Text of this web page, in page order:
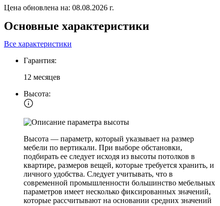
Цена обновлена на: 08.08.2026 г.
Основные характеристики
Все характеристики
Гарантия:
12 месяцев
Высота:
Высота — параметр, который указывает на размер
мебели по вертикали. При выборе обстановки,
подбирать ее следует исходя из высоты потолков в
квартире, размеров вещей, которые требуется хранить, и
личного удобства. Следует учитывать, что в
современной промышленности большинство мебельных
параметров имеет несколько фиксированных значений,
которые рассчитывают на основании средних значений